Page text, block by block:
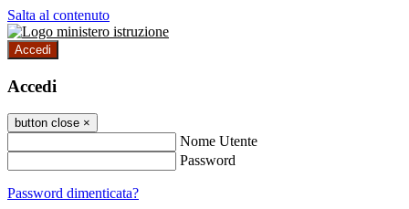
Salta al contenuto
Accedi
Accedi
button close ×
Nome Utente
Password
Password dimenticata?